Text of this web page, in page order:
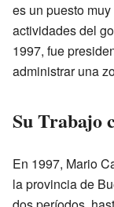
es un puesto
actividades del
1997, fue
administrar una
Su Trabajo
En 1997, Mario
la provincia de